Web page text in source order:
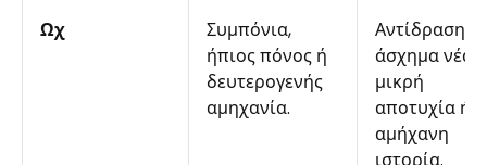
Ωχ
Συμπόνια,
ήπιος πόνος ή
δευτερογενής
αμηχανία.
Αντίδραση
άσχημα νέα,
μικρή
αποτυχία ή
αμήχανη